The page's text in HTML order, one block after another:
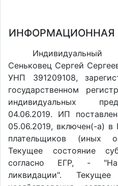
ИНФОРМАЦИОННАЯ
Сеньковец Сергей
УНП 391209108,
государственном
индивидуальных
04.06.2019. ИП
05.06.2019, включен(-a) в
плательщиков (иных
Текущее состояние
согласно ЕГР, -
ликвидации".